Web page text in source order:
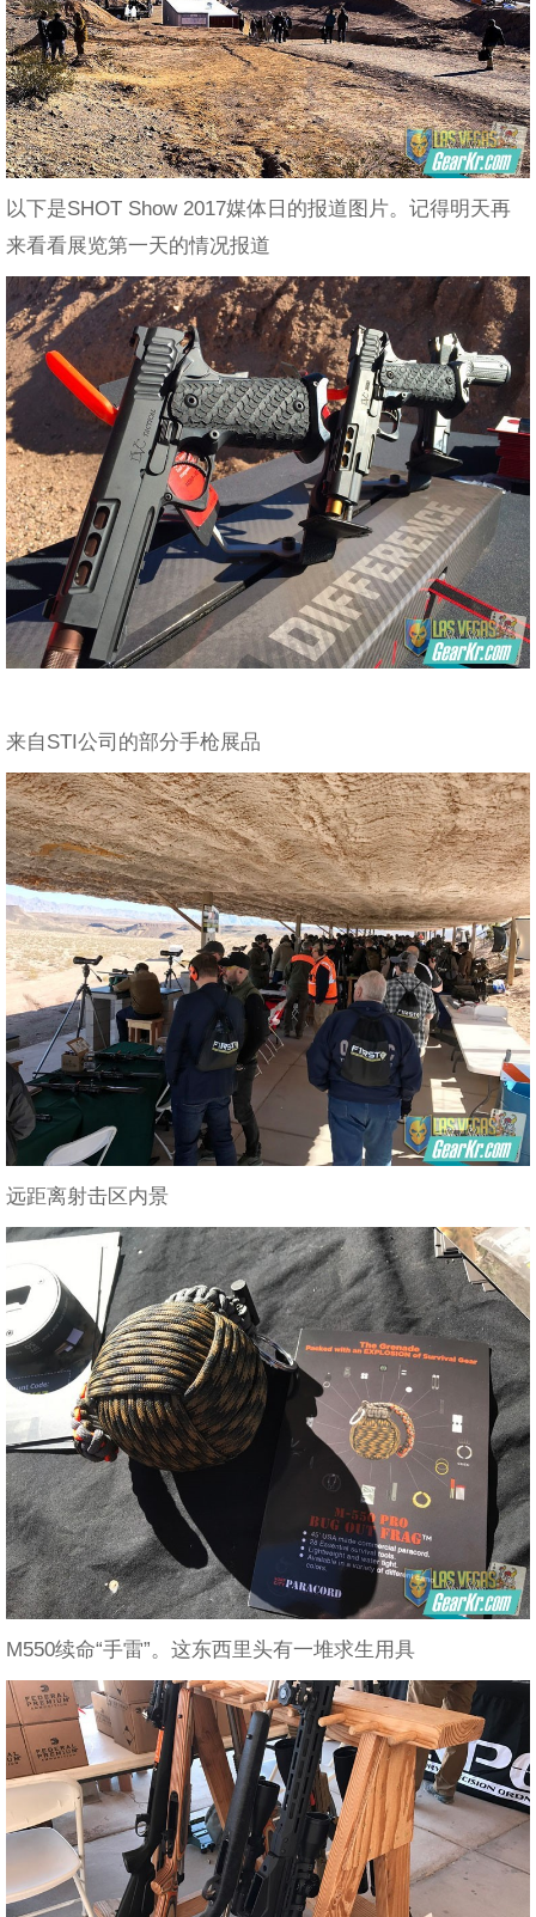
以下是SHOT Show 2017媒体日的报道图片。记得明天再
来看看展览第一天的情况报道
来自STI公司的部分手枪展品
远距离射击区内景
M550续命“手雷”。这东西里头有一堆求生用具